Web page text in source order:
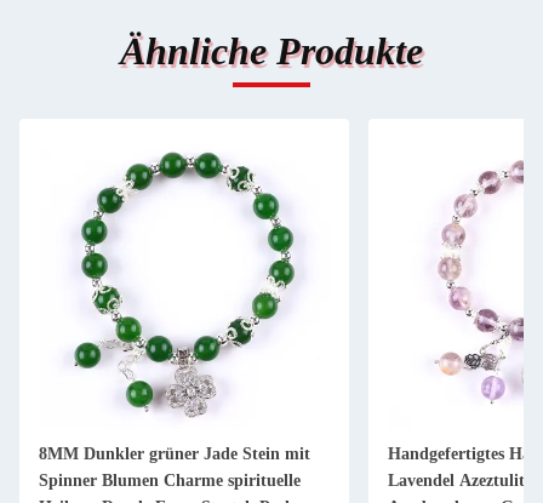
Ähnliche Produkte
8MM Dunkler grüner Jade Stein mit
Spinner Blumen Charme spirituelle
Handgefertigtes
Lavendel Azeztulit